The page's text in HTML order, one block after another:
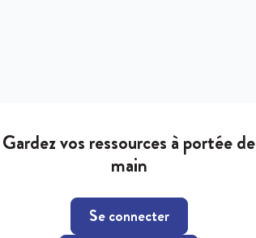
Gardez vos ressources à portée de
main
Se connecter